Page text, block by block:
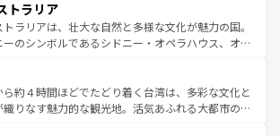
ーオーリンズでは、音楽と美食が融合した独特の
魅力。旅行者はアメリカの各地域で異なる魅力を楽
がら、その多様性と豊かな歴史を感じることができ
贅沢な旅のスタイルだ。 なお、新着のアメリカ
コンテンツ一覧を参照してほしい。
見逃せない。また、定番の観光地といえばオアフ
、静かな自然を求めるならマウイ島やカウアイ島が
め。エメラルドグリーンに輝く海をはじめ、豊かな
もてなしの心で訪れる人々を迎えてくれるハワイの
おいしいローカルフードやハワイアンミュージッ
統的なフラダンスなど、すべてがハワイの魅力を彩
トラリア
トラリアは、壮大な自然と多様な文化が魅力の国。
ーのシンボルであるシドニー・オペラハウス、オー
ーフや大陸中央部にそびえるウルル（エアーズロッ
タスマニアの美しい原生林やケアンズの熱帯雨林な
どころがたくさん。また、カフェやワイン、オージ
ら約４時間ほどでたどり着く台湾は、多彩な文化と
織りなす魅力的な観光地。活気あふれる大都市の台